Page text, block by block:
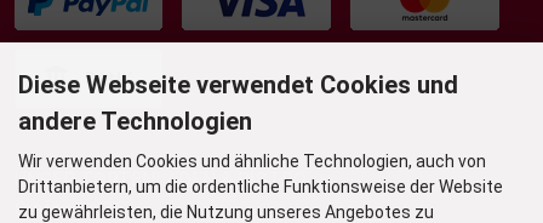
UNSER TORTENLADEN & BISTRO
Grafenstr. 36
Diese Webseite verwendet Cookies und
andere Technologien
Wir verwenden Cookies und ähnliche Technologien, auch von
Drittanbietern, um die ordentliche Funktionsweise der Website
zu gewährleisten, die Nutzung unseres Angebotes zu